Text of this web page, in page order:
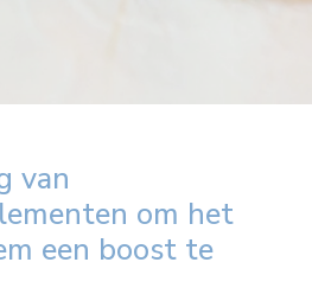
van
om het
een boost te